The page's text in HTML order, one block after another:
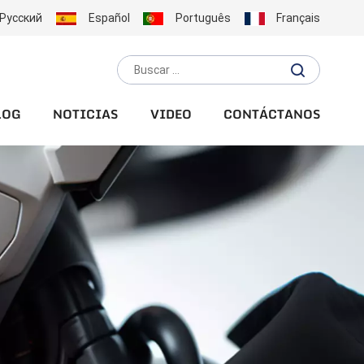
Русский Español Português Français
NOTICIAS VIDEO CONTÁCTANOS